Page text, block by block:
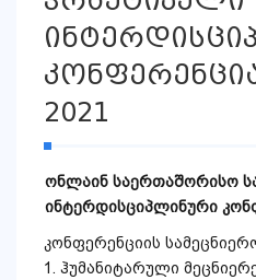
2021
ონლაინ საერთაშორისო
ინტერდისციპლინური
კონფერენციის
1. ჰუმანიტარული